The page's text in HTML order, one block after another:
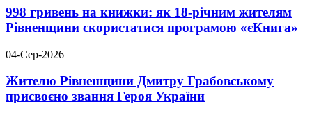
998 гривень на книжки: як 18-річним жителям
Рівненщини скористатися програмою «єКнига»
04-Сер-2026
Жителю Рівненщини Дмитру Грабовському
присвоєно звання Героя України